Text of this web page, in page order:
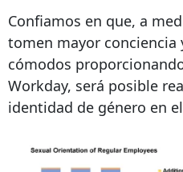
Confiamos en que, a
tomen mayor conciencia
cómodos
Workday, será posible
identidad de género en